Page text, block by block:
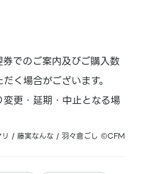
でのご案内及びご購入数
く場合がございます。
更・延期・中止となる場
/ 藤実なんな / 羽々倉ごし ©CFM